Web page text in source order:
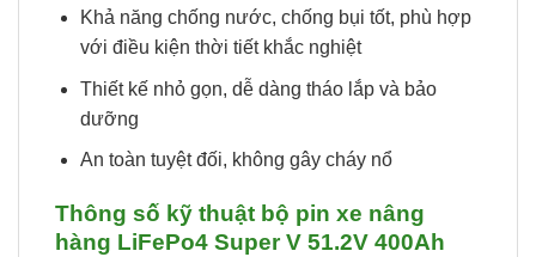
Khả năng chống nước, chống bụi tốt, phù hợp
với điều kiện thời tiết khắc nghiệt
Thiết kế nhỏ gọn, dễ dàng tháo lắp và bảo
dưỡng
An toàn tuyệt đối, không gây cháy nổ
Thông số kỹ thuật bộ pin xe nâng
hàng LiFePo4 Super V 51.2V 400Ah